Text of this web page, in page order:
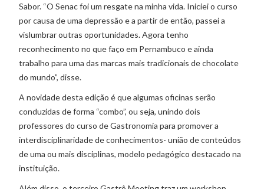
Sabor. “O Senac foi um resgate na minha vida. Iniciei o curso
por causa de uma depressão e a partir de então, passei a
vislumbrar outras oportunidades. Agora tenho
reconhecimento no que faço em Pernambuco e ainda
trabalho para uma das marcas mais tradicionais de chocolate
do mundo”, disse.
A novidade desta edição é que algumas oficinas serão
conduzidas de forma “combo”, ou seja, unindo dois
professores do curso de Gastronomia para promover a
interdisciplinaridade de conhecimentos- união de conteúdos
de uma ou mais disciplinas, modelo pedagógico destacado na
instituição.